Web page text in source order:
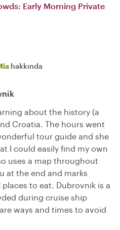
Early Morning Private
hakkında
about the history (a
Croatia. The hours went
tour guide and she
I could easily find my own
uses a map throughout
at the end and marks
to eat. Dubrovnik is a
during cruise ship
ways and times to avoid